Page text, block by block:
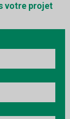
votre projet